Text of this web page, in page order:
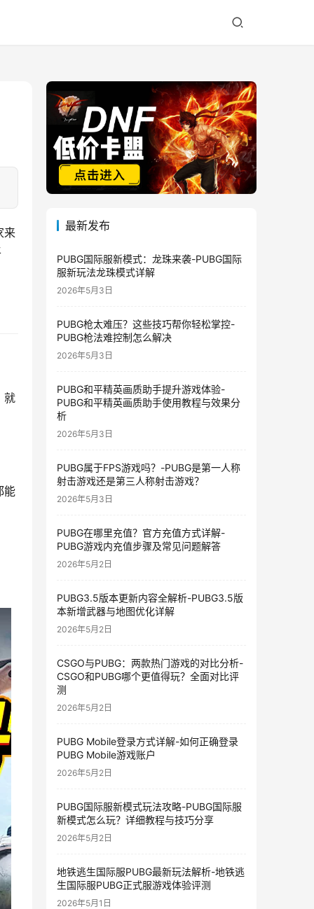
来
就
能
最新发布
PUBG国际服新模式：龙珠来袭-PUBG国际
服新玩法龙珠模式详解
2026年5月3日
PUBG枪太难压？这些技巧帮你轻松掌控-
PUBG枪法难控制怎么解决
2026年5月3日
PUBG和平精英画质助手提升游戏体验-
PUBG和平精英画质助手使用教程与效果分
析
2026年5月3日
PUBG属于FPS游戏吗？-PUBG是第一人称
射击游戏还是第三人称射击游戏？
2026年5月3日
PUBG在哪里充值？官方充值方式详解-
PUBG游戏内充值步骤及常见问题解答
2026年5月2日
PUBG3.5版本更新内容全解析-PUBG3.5版
本新增武器与地图优化详解
2026年5月2日
CSGO与PUBG：两款热门游戏的对比分析-
CSGO和PUBG哪个更值得玩？全面对比评
测
2026年5月2日
PUBG Mobile登录方式详解-如何正确登录
PUBG Mobile游戏账户
2026年5月2日
PUBG国际服新模式玩法攻略-PUBG国际服
新模式怎么玩？详细教程与技巧分享
2026年5月2日
地铁逃生国际服PUBG最新玩法解析-地铁逃
生国际服PUBG正式服游戏体验评测
2026年5月1日